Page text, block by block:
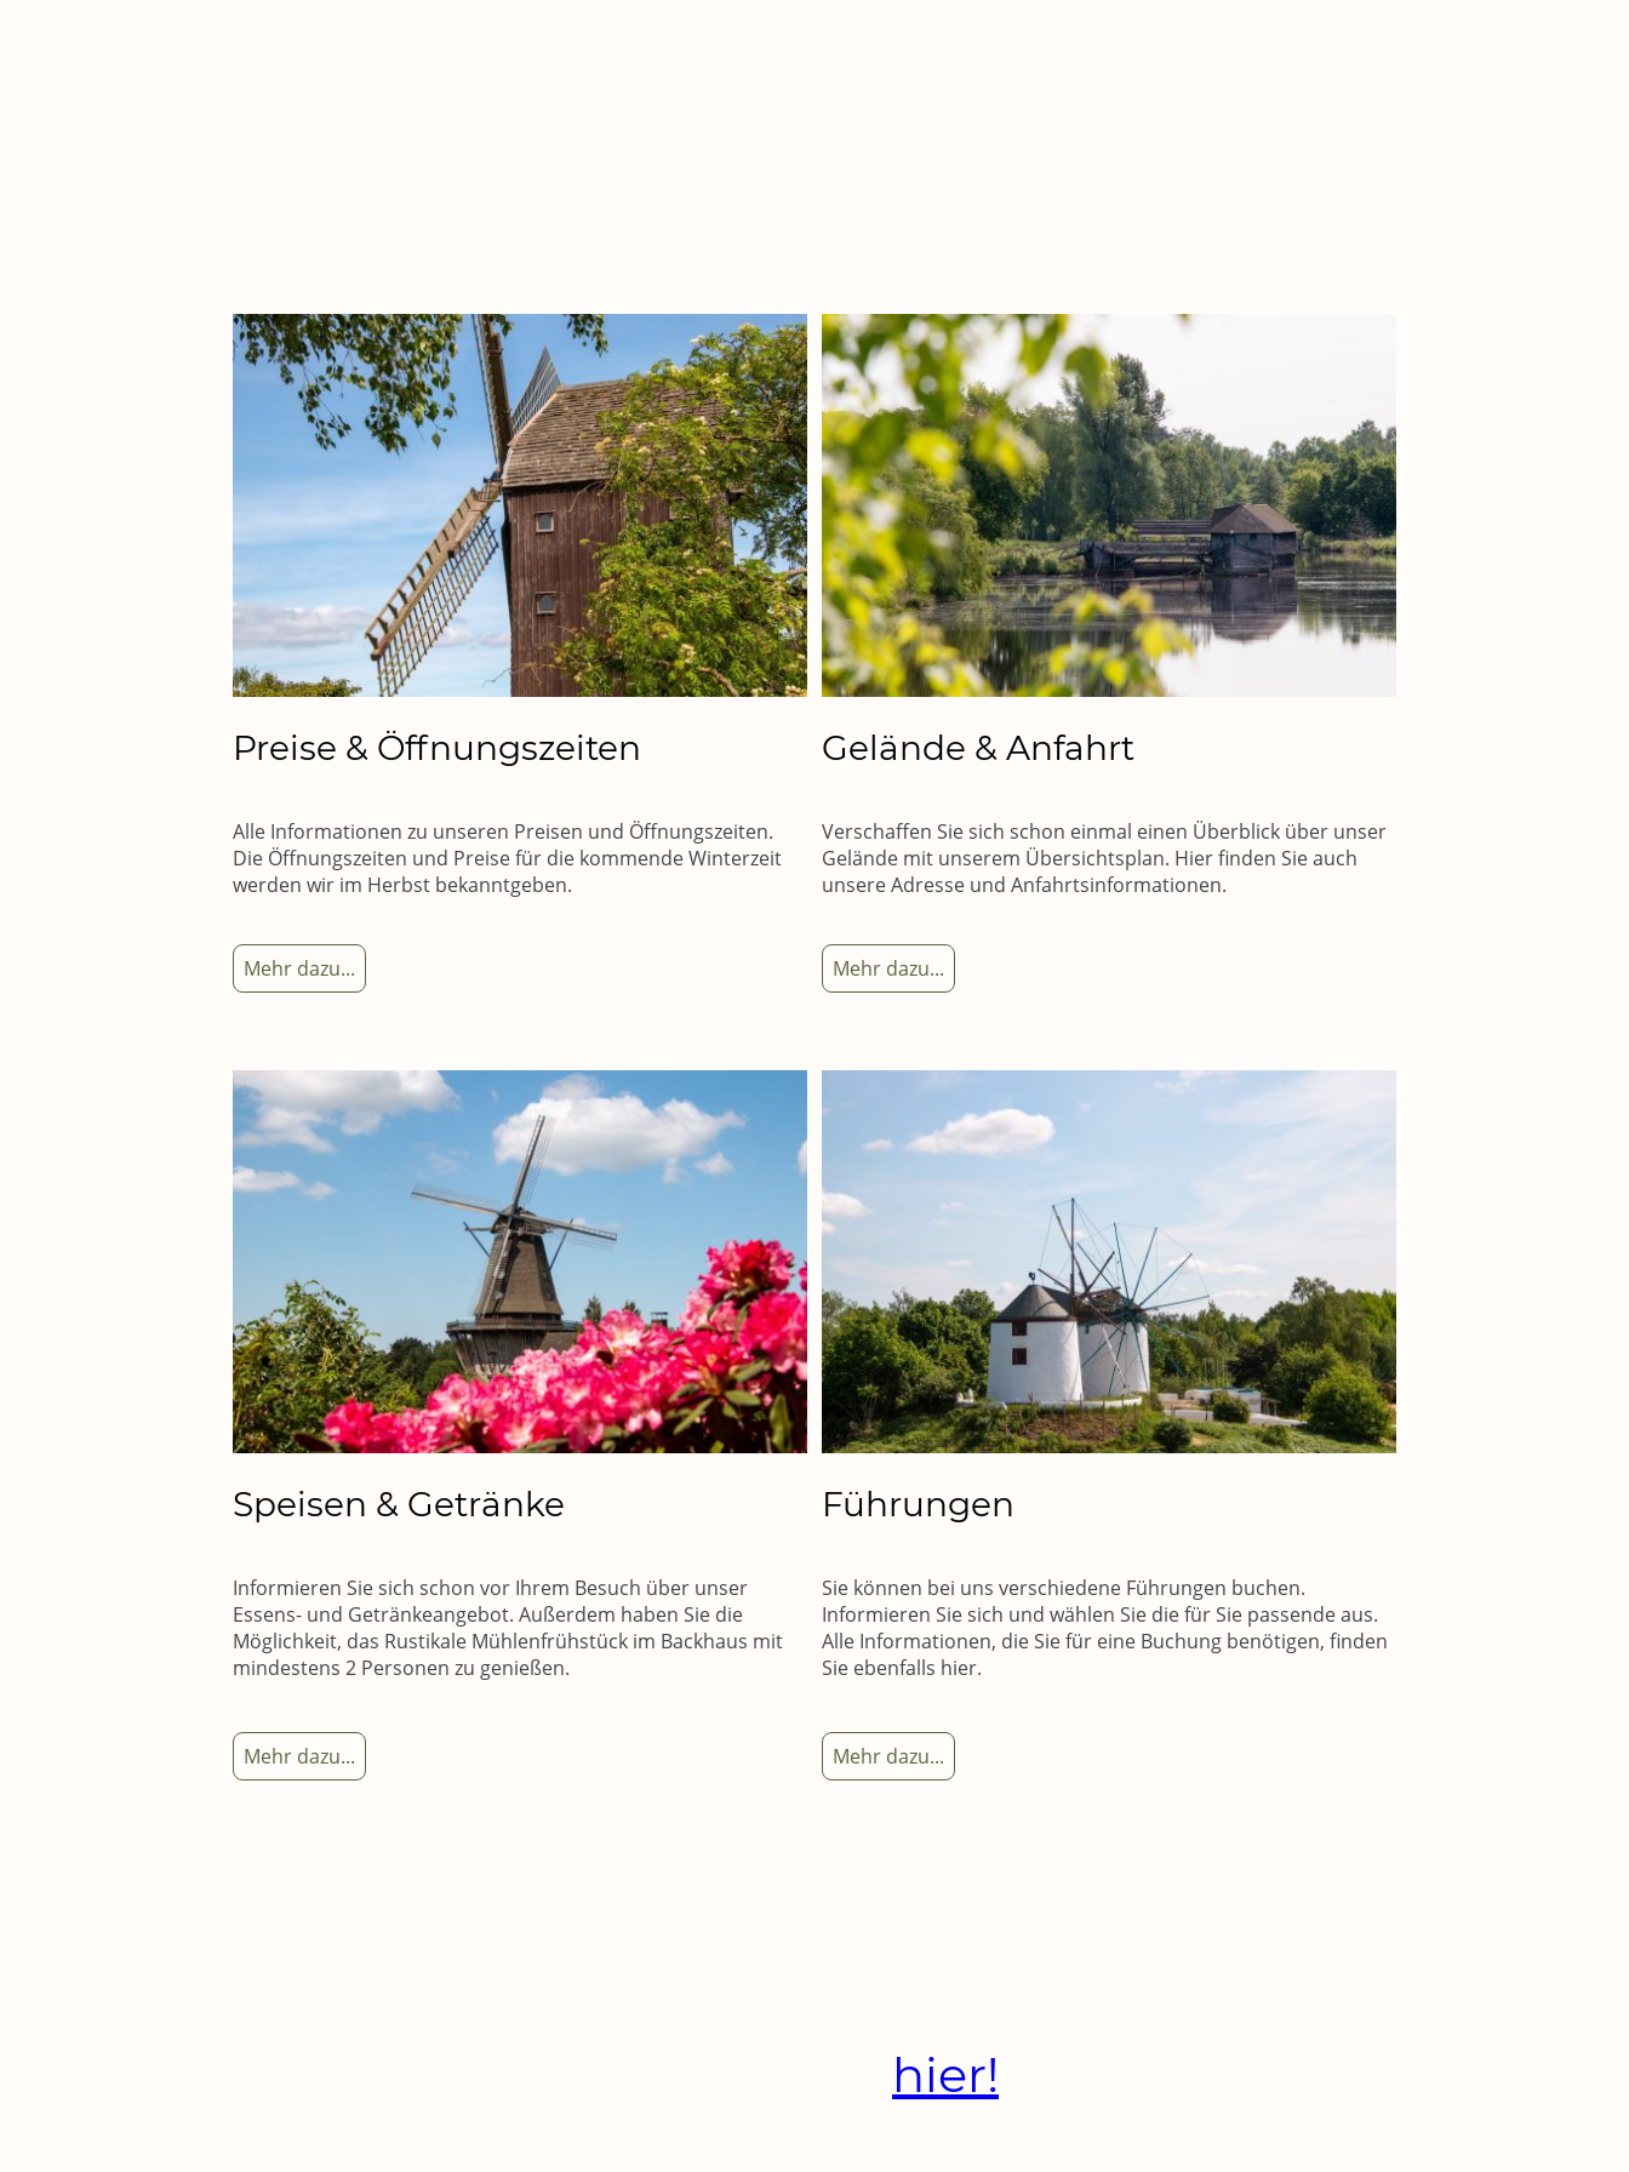
Preise & Öffnungszeiten
Alle Informationen zu unseren Preisen und Öffnungszeiten.
Die Öffnungszeiten und Preise für die kommende Winterzeit
werden wir im Herbst bekanntgeben.
Mehr dazu...
Gelände & Anfahrt
Verschaffen Sie sich schon einmal einen Überblick über unser
Gelände mit unserem Übersichtsplan. Hier finden Sie auch
unsere Adresse und Anfahrtsinformationen.
Mehr dazu...
Speisen & Getränke
Informieren Sie sich schon vor Ihrem Besuch über unser
Essens- und Getränkeangebot. Außerdem haben Sie die
Möglichkeit, das Rustikale Mühlenfrühstück im Backhaus mit
mindestens 2 Personen zu genießen.
Mehr dazu...
Führungen
Sie können bei uns verschiedene Führungen buchen.
Informieren Sie sich und wählen Sie die für Sie passende aus.
Alle Informationen, die Sie für eine Buchung benötigen, finden
Sie ebenfalls hier.
Mehr dazu...
hier!